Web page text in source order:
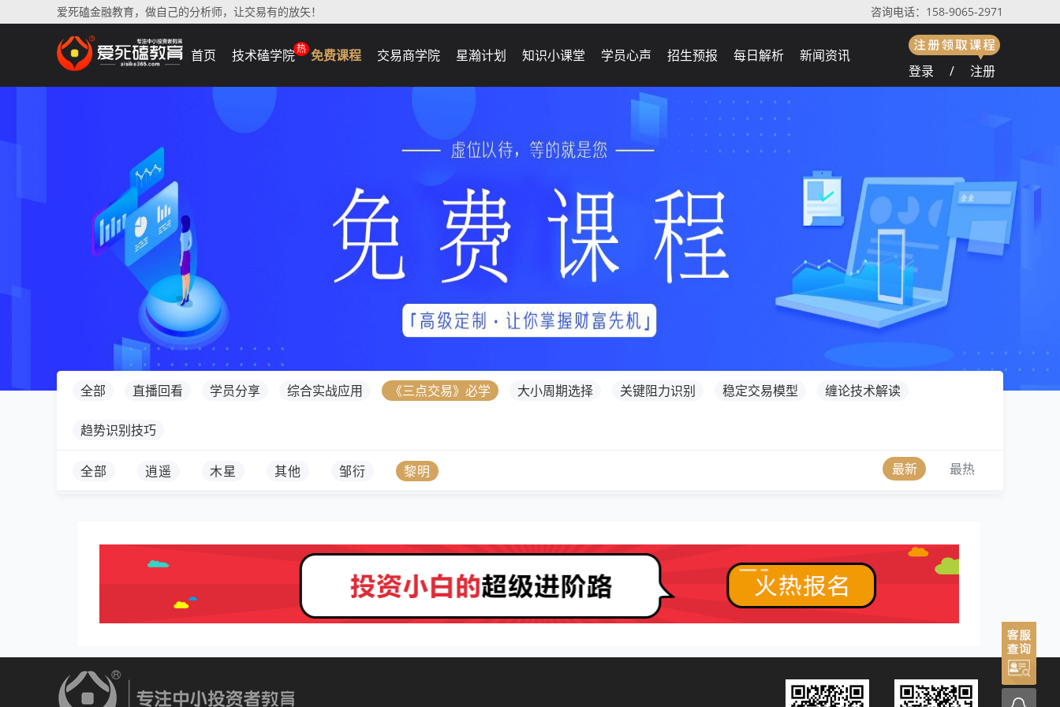
爱死磕金融教育，做自己的分析师，让交易有的放矢！ 咨询电话：158-9065-2971
首页 技术磕学院热 免费课程 交易商学院 星瀚计划 知识小课堂 学员心声 招生预报 每日解析
新闻资讯
登录
/ 注册
全部 直播回看 学员分享 综合实战应用 《三点交易》必学 大小周期选择 关键阻力识别 稳定交易模型 缠论技术解读
趋势识别技巧
全部 逍遥 木星 其他 邹衍 黎明 最新 最热